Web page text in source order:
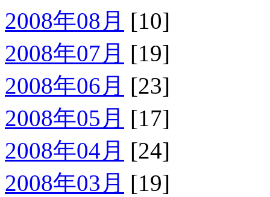
2008年08月 [10]
2008年07月 [19]
2008年06月 [23]
2008年05月 [17]
2008年04月 [24]
2008年03月 [19]